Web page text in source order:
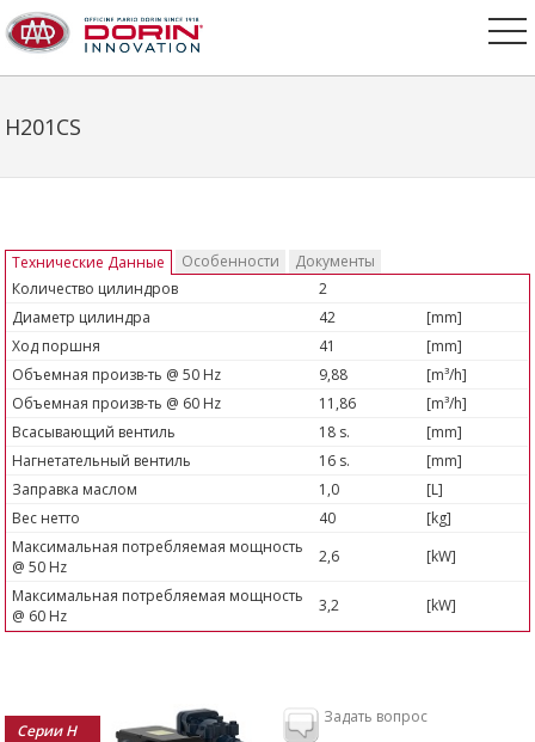
H201CS
Технические Данные Особенности
Документы
Количество цилиндров
2
Диаметр цилиндра
42
[mm]
Ход поршня
41
[mm]
Объемная произв-ть @ 50 Hz
9,88
[m³/h]
Объемная произв-ть @ 60 Hz
11,86
[m³/h]
Всасывающий вентиль
18 s.
[mm]
Нагнетательный вентиль
16 s.
[mm]
Заправка маслом
1,0
[L]
Вес нетто
40
[kg]
Максимальная потребляемая мощность
@ 50 Hz
2,6
[kW]
Максимальная потребляемая мощность
@ 60 Hz
3,2 [kW]
Серии H
Задать вопрос